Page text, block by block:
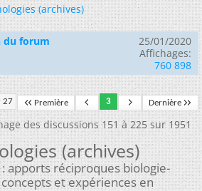
(archives)
du forum
25/01/2020
Affichages:
760 898
27 Première 3 Dernière
des discussions 151 à 225 sur 1951
(archives)
apports réciproques biologie-
et expériences en